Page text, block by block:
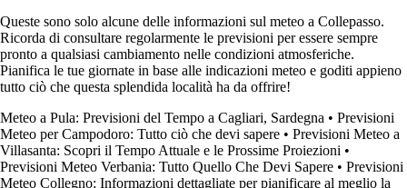
Queste sono solo alcune delle informazioni sul meteo a Collepasso.
Ricorda di consultare regolarmente le previsioni per essere sempre
pronto a qualsiasi cambiamento nelle condizioni atmosferiche.
Pianifica le tue giornate in base alle indicazioni meteo e goditi appieno
tutto ciò che questa splendida località ha da offrire!
Meteo a Pula: Previsioni del Tempo a Cagliari, Sardegna • Previsioni
Meteo per Campodoro: Tutto ciò che devi sapere • Previsioni Meteo a
Villasanta: Scopri il Tempo Attuale e le Prossime Proiezioni •
Previsioni Meteo Verbania: Tutto Quello Che Devi Sapere • Previsioni
Meteo Collegno: Informazioni dettagliate per pianificare al meglio la